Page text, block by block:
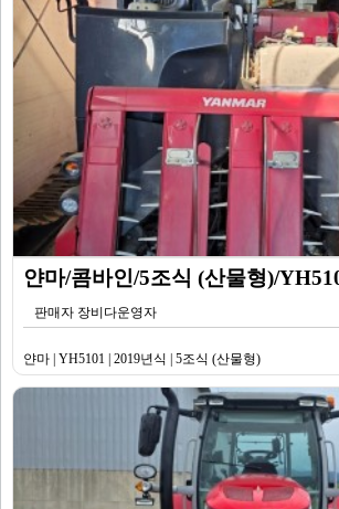
얀마/콤바인/5조식 (산물형)/
판매자 장비다운영자
얀마 | YH5101 | 2019년식 | 5조식 (산물형)